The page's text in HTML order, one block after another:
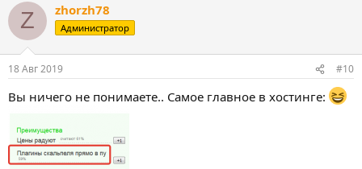
к
и
Z zhorzh78
Администратор
18 Авг 2019 #10
Вы ничего не понимаете.. Самое главное в хостинге: